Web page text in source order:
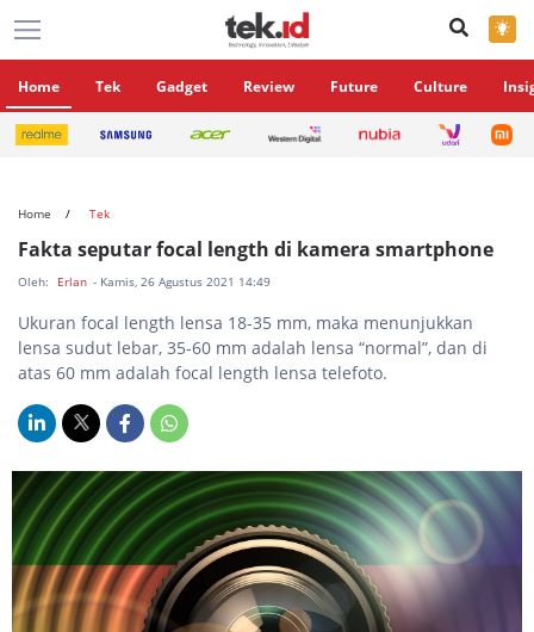
×
Home Tek Gadget Review Future Culture
Home Tek
Fakta seputar focal length di kamera smartphone
Oleh: Erlan - Kamis, 26 Agustus 2021 14:49
Ukuran focal length lensa 18-35 mm, maka menunjukkan
lensa sudut lebar, 35-60 mm adalah lensa “normal”, dan di
atas 60 mm adalah focal length lensa telefoto.